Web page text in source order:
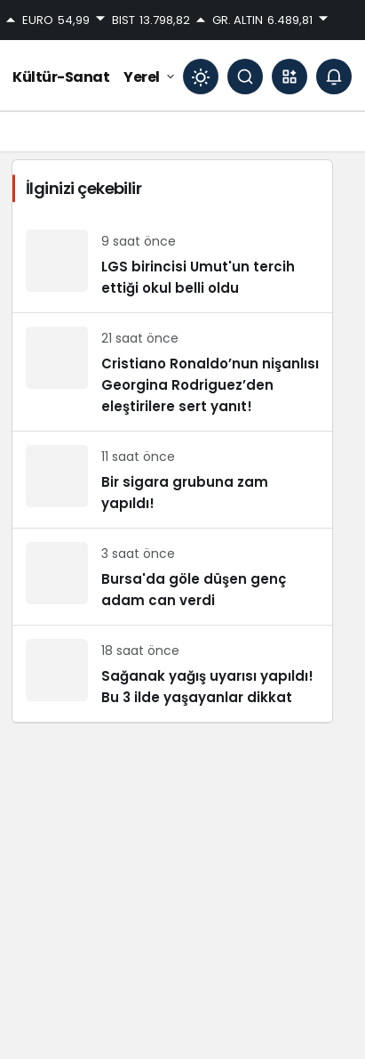
EURO 54,99 BIST 13.798,82 GR. ALTIN 6.489,81
Kültür-Sanat Yerel
Mod
değiştir
Gündüz modunu seçin.
Sistem modunu seçin.
İlginizi çekebilir
9 saat önce
LGS birincisi Umut'un tercih
ettiği okul belli oldu
21 saat önce
Cristiano Ronaldo’nun nişanlısı
Georgina Rodriguez’den
eleştirilere sert yanıt!
11 saat önce
Bir sigara grubuna zam
yapıldı!
3 saat önce
Bursa'da göle düşen genç
adam can verdi
18 saat önce
Sağanak yağış uyarısı yapıldı!
Bu 3 ilde yaşayanlar dikkat